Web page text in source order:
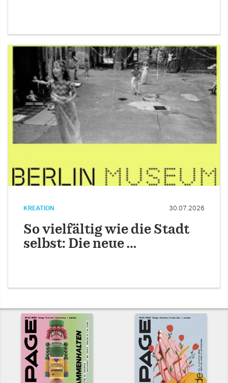
KREATION 30.07.2026
So vielfältig wie die Stadt
selbst: Die neue …